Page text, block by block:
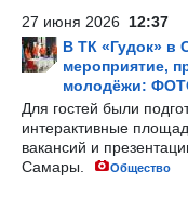
27 июня 2026 12:37
В ТК «Гудок» в
мероприятие,
молодёжи:
Для гостей были
интерактивные
вакансий и
Самары.
Общество